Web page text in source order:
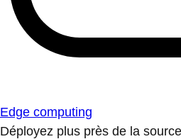
Edge computing
Déployez plus près de la